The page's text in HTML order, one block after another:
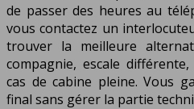
de passer des heures au
vous contactez un
trouver la meilleure
compagnie, escale
cas de cabine pleine. Vous
final sans gérer la partie